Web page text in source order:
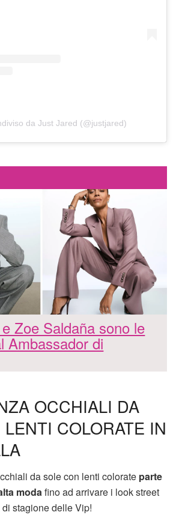
da Just Jared (@justjared)
Zoe Saldaña sono le
Ambassador di
OCCHIALI DA
COLORATE IN
da sole con lenti colorate parte
moda fino ad arrivare i look street
stagione delle Vip!